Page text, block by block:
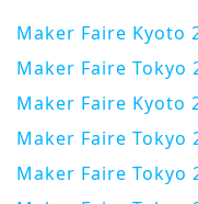
Maker Faire Kyoto
Maker Faire Tokyo
Maker Faire Kyoto
Maker Faire Tokyo
Maker Faire Tokyo